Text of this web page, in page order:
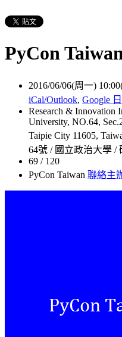
PyCon
2016/06/06(周一)
iCal/Outlook, Google
Research & Innovation
University, NO.64,
Taipie City 11605,
64號 / 國立政治大學 /
69 / 120
PyCon Taiwan 聯絡主